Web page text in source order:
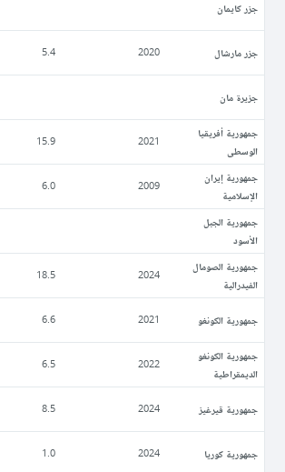
جزر كايمان
جزر مارشال 2020
5.4
جزيرة مان
جمهورية أفريقيا
الوسطى
2021
15.9
جمهورية إيران
الإسلامية
2009
6.0
جمهورية الجبل
الأسود
جمهورية الصومال
الفيدرالية
2024
18.5
جمهورية الكونغو 2021
6.6
جمهورية الكونغو
الديمقراطية
2022
6.5
جمهورية قيرغيز 2024
8.5
جمهورية كوريا 2024
1.0